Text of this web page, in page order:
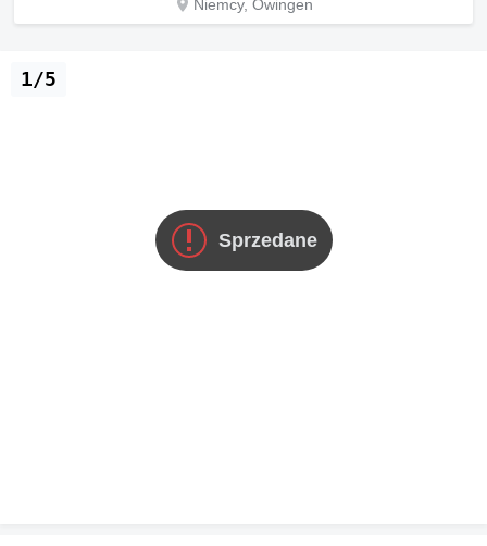
Niemcy, Owingen
Sprzedane
1/5